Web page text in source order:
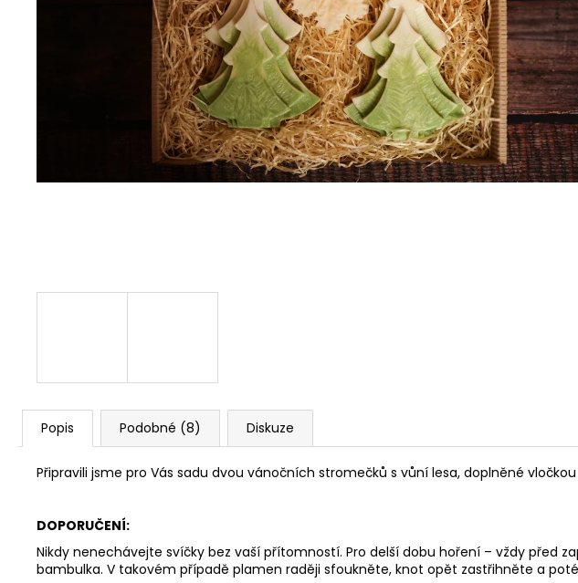
Popis Podobné (8) Diskuze
Připravili jsme pro Vás sadu dvou vánočních stromečků s vůní lesa, doplněné
DOPORUČENÍ:
Nikdy nenechávejte svíčky bez vaší přítomností. Pro delší dobu hoření – vždy před
bambulka. V takovém případě plamen raději sfoukněte, knot opět zastřihněte a
PŘÍRODNÍ VONNÁ SVÍČKA SÓJOVÁ -
AROMKA - SET 10 KS ČAJOVÝCH
SVÍČEK V PLECHU - BEZ VŮNĚ
PŘÍRODNÍ VONNÁ
AROMKA - SET 10 KS
SVÍČEK V PLECHU -
LINE
180 Kč